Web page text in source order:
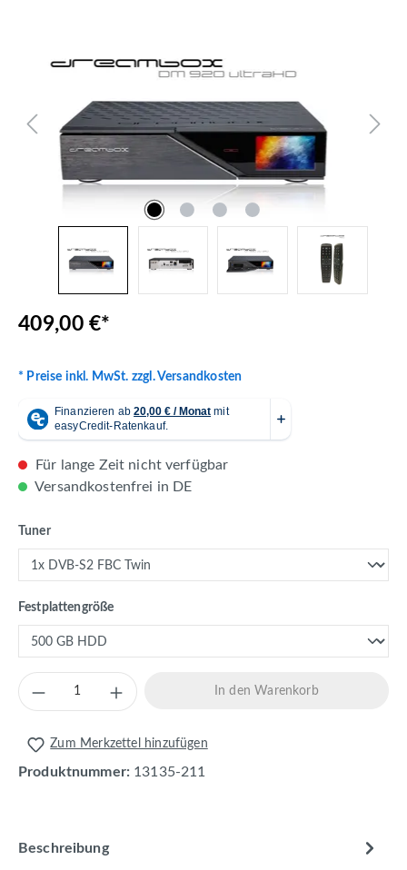
409,00 €*
* Preise inkl. MwSt. zzgl. Versandkosten
Für lange Zeit nicht verfügbar
Versandkostenfrei in DE
Tunerauswählen
Festplattengrößeauswählen
Produkt Anzahl: Gib den gewünschten
In den Warenkorb
Zum Merkzettel hinzufügen
Produktnummer: 13135-211
Beschreibung